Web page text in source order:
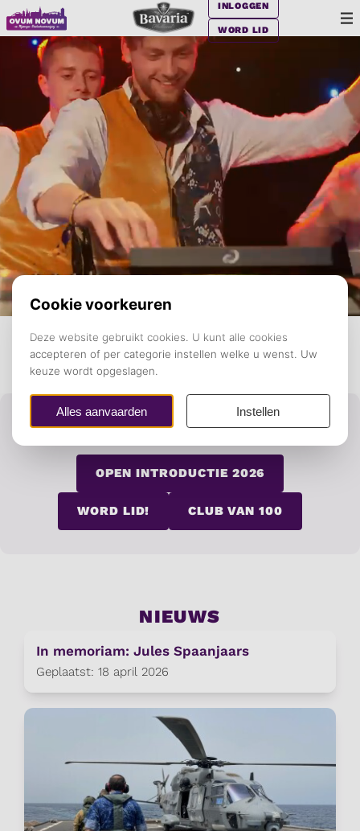
INLOGGEN
WORD LID
N.S.V. OVUM NOVUM
De grootste studentenvereniging van Nijmegen, het
GA VERDER
OPEN INTRODUCTIE 2026
WORD LID! CLUB VAN 100
NIEUWS
In memoriam: Jules Spaanjaars
Geplaatst: 18 april 2026